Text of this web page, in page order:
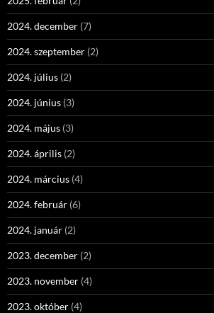
2024. december (7)
2024. szeptember (2)
2024. július (2)
2024. június (3)
2024. május (3)
2024. április (2)
2024. március (4)
2024. február (6)
2024. január (2)
2023. december (2)
2023. november (4)
2023. október (4)